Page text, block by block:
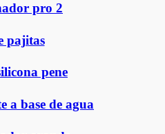
pro 2
pajitas
pene
a base de agua